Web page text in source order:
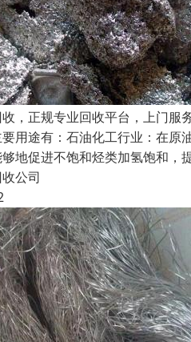
，正规专业回收平台，上门服
用途有：石油化工行业：在
地促进不饱和烃类加氢饱和
公司